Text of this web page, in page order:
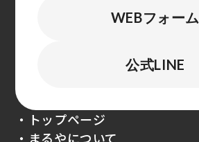
WEBフォーム
公式LINE
・トップページ
・まるやについて